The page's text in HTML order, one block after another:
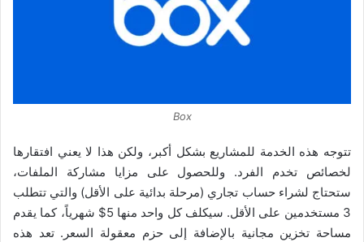
Box
تتوجه هذه الخدمة للمشاريع بشكل أكبر، ولكن هذا لا يعني افتقارها
لخصائص تخدم الفرد. وللحصول على مزايا مشاركة الملفات،
ستحتاج لشراء حساب تجاري (مرحلة بدائية على الأقل) والتي تتطلب
3 مستخدمين على الأقل. سيكلف كل واحد منها 5$ شهرياً، كما يقدم
مساحة تخزين مجانية بالإضافة إلى حزم معقولة السعر. تعد هذه